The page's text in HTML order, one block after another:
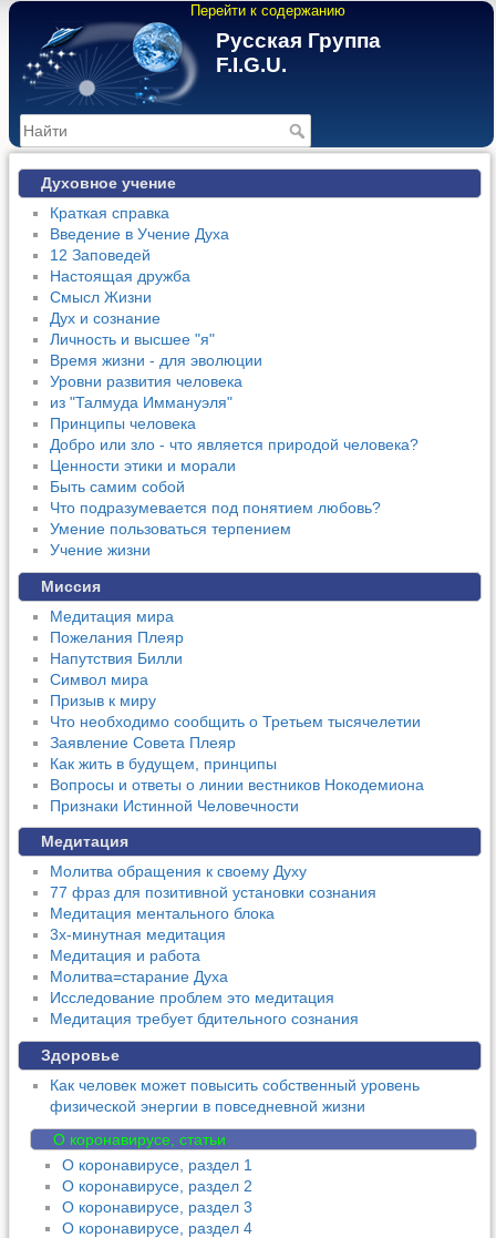
Перейти к содержанию
Русская Группа
F.I.G.U.
Духовное учение
Краткая справка
Введение в Учение Духа
12 Заповедей
Настоящая дружба
Смысл Жизни
Дух и сознание
Личность и высшее "я"
Время жизни - для эволюции
Уровни развития человека
из "Талмуда Иммануэля"
Принципы человека
Добро или зло - что является природой человека?
Ценности этики и морали
Быть самим собой
Что подразумевается под понятием любовь?
Умение пользоваться терпением
Учение жизни
Миссия
Медитация мира
Пожелания Плеяр
Напутствия Билли
Символ мира
Призыв к миру
Что необходимо сообщить о Третьем тысячелетии
Заявление Совета Плеяр
Как жить в будущем, принципы
Вопросы и ответы о линии вестников Нокодемиона
Признаки Истинной Человечности
Медитация
Молитва обращения к своему Духу
77 фраз для позитивной установки сознания
Медитация ментального блока
3х-минутная медитация
Медитация и работа
Молитва=старание Духа
Исследование проблем это медитация
Медитация требует бдительного сознания
Здоровье
Как человек может повысить собственный уровень
физической энергии в повседневной жизни
О коронавирусе, статьи
О коронавирусе, раздел 1
О коронавирусе, раздел 2
О коронавирусе, раздел 3
О коронавирусе, раздел 4